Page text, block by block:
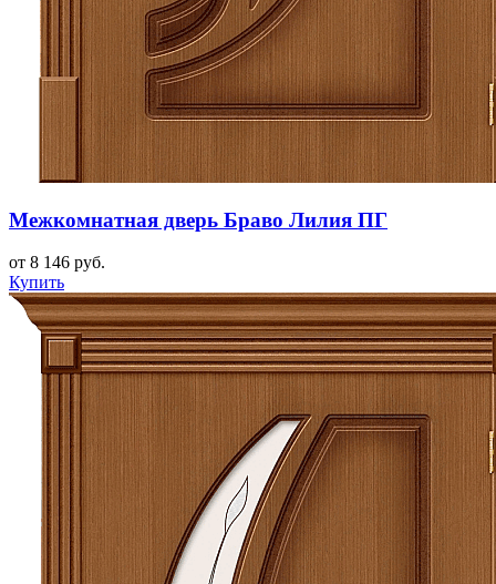
Межкомнатная дверь Браво Лилия ПГ
от 8 146 руб.
Купить